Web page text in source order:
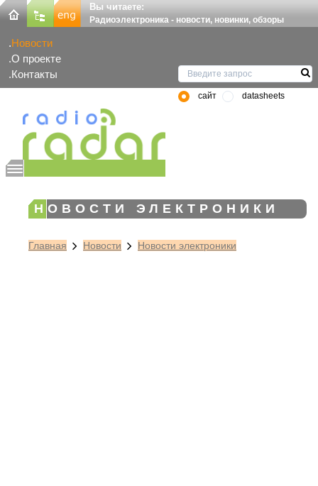
Вы читаете:
Радиоэлектроника - новости, новинки, обзоры
Новости
О проекте
Контакты
сайт datasheets
НОВОСТИ ЭЛЕКТРОНИКИ
Главная Новости Новости электроники